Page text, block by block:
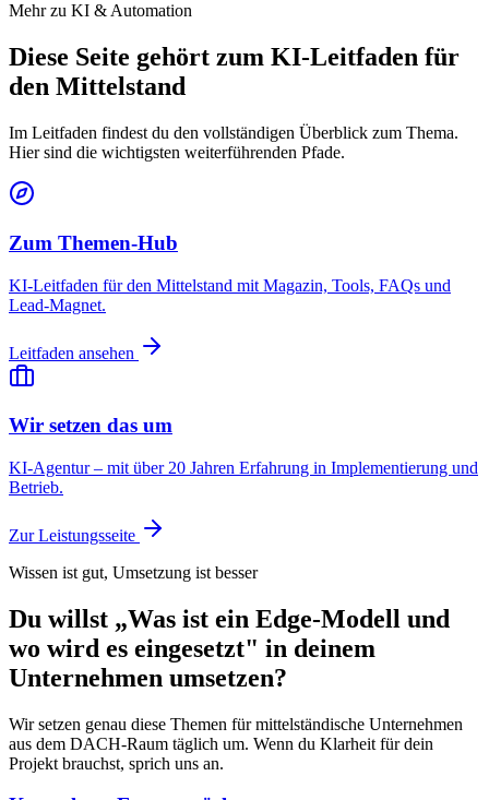
Mehr zu KI & Automation
Diese Seite gehört zum KI-Leitfaden für
den Mittelstand
Im Leitfaden findest du den vollständigen Überblick zum Thema.
Hier sind die wichtigsten weiterführenden Pfade.
Zum Themen-Hub
KI-Leitfaden für den Mittelstand mit Magazin, Tools, FAQs und
Lead-Magnet.
Leitfaden ansehen
Wir setzen das um
KI-Agentur – mit über 20 Jahren Erfahrung in Implementierung und
Betrieb.
Zur Leistungsseite
Wissen ist gut, Umsetzung ist besser
Du willst „Was ist ein Edge-Modell und
wo wird es eingesetzt" in deinem
Unternehmen umsetzen?
Wir setzen genau diese Themen für mittelständische Unternehmen
aus dem DACH-Raum täglich um. Wenn du Klarheit für dein
Projekt brauchst, sprich uns an.